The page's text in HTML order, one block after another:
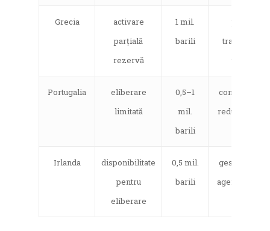
Grecia
activare
parțială
rezervă
1 mil.
barili
transport și
Portugalia
eliberare
limitată
0,5–1
mil.
barili
combinată cu
reducere taxe
Irlanda
disponibilitate
pentru
eliberare
0,5 mil.
barili
gestionată de
agenția NORA